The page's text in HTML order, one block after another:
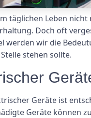
täglichen Leben
Doch oft
werden wir die
stehen sollte.
Geräte ist
Geräte können